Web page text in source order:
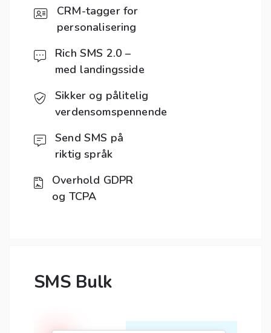
CRM-tagger for
personalisering
Rich SMS 2.0 –
med landingsside
Sikker og pålitelig
verdensomspennende
Send SMS på
riktig språk
Overhold GDPR
og TCPA
SMS Bulk